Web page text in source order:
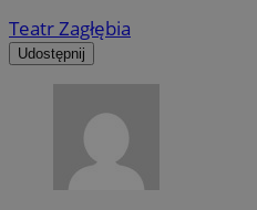
Teatr Zagłębia
Udostępnij